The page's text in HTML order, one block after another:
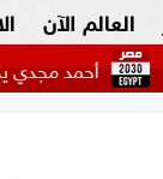
العالم الآن
أحمد مجدي يكشف